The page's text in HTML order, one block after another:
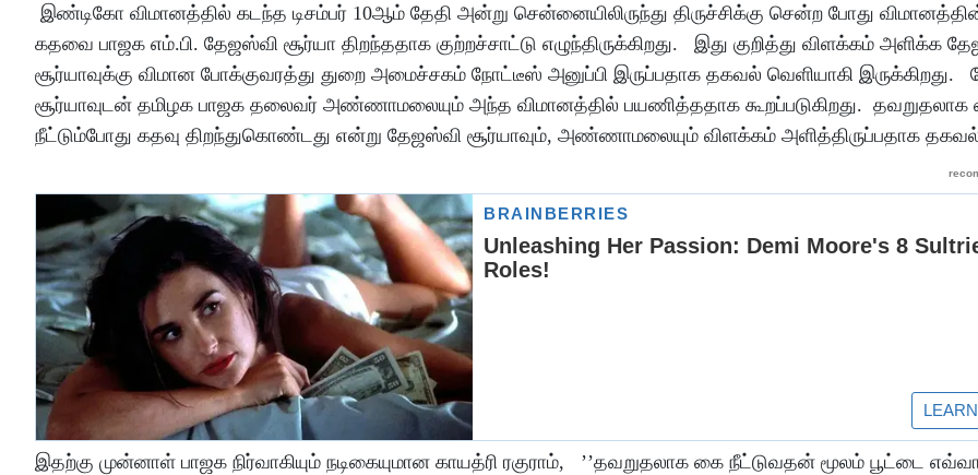
இண்டிகோ விமானத்தில் கடந்த டிசம்பர் 10ஆம் தேதி அன்று சென்னையிலிருந்து திருச்சிக்கு சென்ற போது
கதவை பாஜக எம்.பி. தேஜஸ்வி சூர்யா திறந்ததாக குற்றச்சாட்டு எழுந்திருக்கிறது. இது குறித்து விளக்கம் அளிக்க
சூர்யாவுக்கு விமான போக்குவரத்து துறை அமைச்சகம் நோட்டீஸ் அனுப்பி இருப்பதாக தகவல் வெளியாகி இருக்கிறது.
சூர்யாவுடன் தமிழக பாஜக தலைவர் அண்ணாமலையும் அந்த விமானத்தில் பயணித்ததாக கூறப்படுகிறது. தவறுதலாக
நீட்டும்போது கதவு திறந்துகொண்டது என்று தேஜஸ்வி சூர்யாவும், அண்ணாமலையும் விளக்கம் அளித்திருப்பதாக
இதற்கு முன்னாள் பாஜக நிர்வாகியும் நடிகையுமான காயத்ரி ரகுராம், ’’தவறுதலாக கை நீட்டுவதன் மூலம் பூட்டை